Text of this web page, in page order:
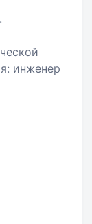
инженер